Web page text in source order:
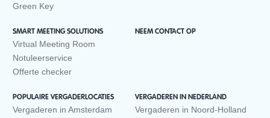
Green Key
SMART MEETING SOLUTIONS
Virtual Meeting Room
Notuleerservice
Offerte checker
NEEM CONTACT OP
POPULAIRE VERGADERLOCATIES
Vergaderen in Amsterdam
VERGADEREN IN NEDERLAND
Vergaderen in Noord-Holland